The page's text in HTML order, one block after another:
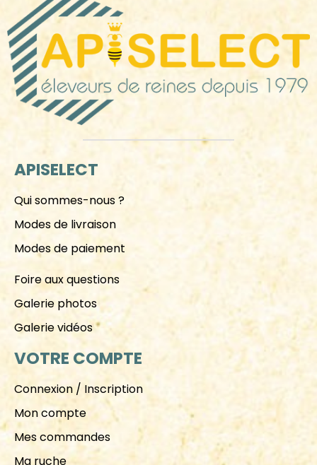
APISELECT
Qui sommes-nous ?
Modes de livraison
Modes de paiement
Foire aux questions
Galerie photos
Galerie vidéos
VOTRE COMPTE
Connexion / Inscription
Mon compte
Mes commandes
Ma ruche